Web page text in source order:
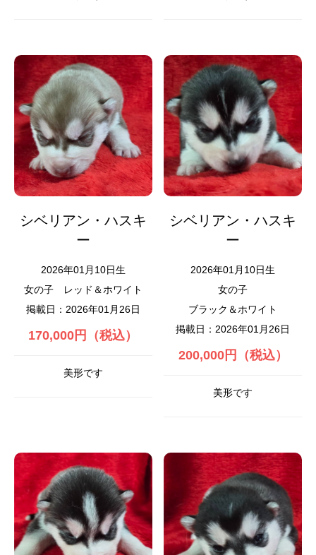
シベリアン・ハスキ
ー
2026年01月10日生
女の子
レッド＆ホワイト
掲載日：2026年01月26日
170,000円（税込）
美形です
シベリアン・ハスキ
ー
2026年01月10日生
女の子
ブラック＆ホワイト
掲載日：2026年01月26日
200,000円（税込）
美形です